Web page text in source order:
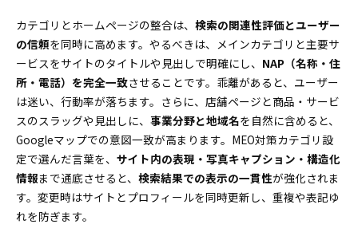
カテゴリとホームページの整合は、 検索の関連性評価とユーザー
の信頼を同時に高めます。やるべきは、メインカテゴリと主要サ
ービスをサイトのタイトルや見出しで明確にし、 NAP（名称・住
所・電話）を完全一致させることです。乖離があると、ユーザー
は迷い、行動率が落ちます。さらに、店舗ページと商品・サービ
スのスラッグや見出しに、 事業分野と地域名を自然に含めると、
Googleマップでの意図一致が高まります。MEO対策カテゴリ設
定で選んだ言葉を、 サイト内の表現・写真キャプション・構造化
情報まで通底させると、 検索結果での表示の一貫性が強化されま
す。変更時はサイトとプロフィールを同時更新し、重複や表記ゆ
れを防ぎます。